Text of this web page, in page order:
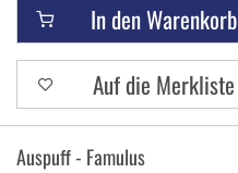
In den Warenkorb
Auf die Merkliste
Auspuff - Famulus